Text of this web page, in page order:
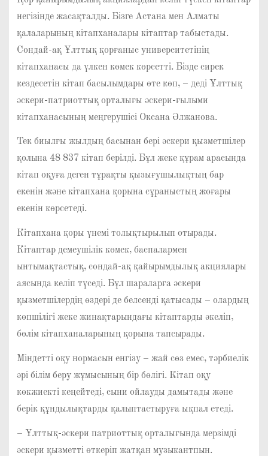
негізінде жасақталды. Бізге Астана мен Алматы
қалаларының кітапханалары кітаптар табыстады.
Сондай-ақ Ұлттық қорғаныс университетінің
кітапханасы да үлкен көмек көрсетті. Бізде сирек
кездесетін кітап басылымдары өте көп, – деді Ұлттық
әскери-патриоттық орталығы әскери-ғылыми
кітапханасының меңгерушісі Оксана Әлжанова.
Тек биылғы жылдың басынан бері әскери қызметшілер
қолына 48 837 кітап берілді. Бұл жеке құрам арасында
кітап оқуға деген тұрақты қызығушылықтың бар
екенін және кітапхана қорына сұраныстың жоғары
екенін көрсетеді.
Кітапхана қоры үнемі толықтырылып отырады.
Кітаптар демеушілік көмек, баспалармен
ынтымақтастық, сондай-ақ қайырымдылық акциялары
аясында келіп түседі. Бұл шараларға әскери
қызметшілердің өздері де белсенді қатысады – олардың
көпшілігі жеке жинақтарындағы кітаптарды әкеліп,
бөлім кітапханаларының қорына тапсырады.
Міндетті оқу нормасын енгізу – жай сөз емес, тәрбиелік
әрі білім беру жұмысының бір бөлігі. Кітап оқу
көкжиекті кеңейтеді, сыни ойлауды дамытады және
берік құндылықтарды қалыптастыруға ықпал етеді.
– Ұлттық-әскери патриоттық орталығында мерзімді
әскери қызметті өткеріп жатқан музыкантпын.